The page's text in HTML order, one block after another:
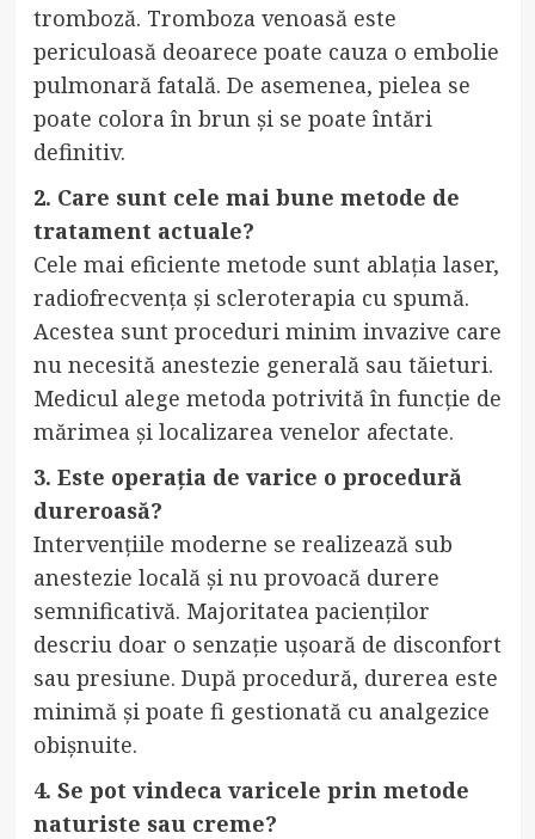
tromboză. Tromboza venoasă este
periculoasă deoarece poate cauza o embolie
pulmonară fatală. De asemenea, pielea se
poate colora în brun și se poate întări
definitiv.
2. Care sunt cele mai bune metode de
tratament actuale?
Cele mai eficiente metode sunt ablația laser,
radiofrecvența și scleroterapia cu spumă.
Acestea sunt proceduri minim invazive care
nu necesită anestezie generală sau tăieturi.
Medicul alege metoda potrivită în funcție de
mărimea și localizarea venelor afectate.
3. Este operația de varice o procedură
dureroasă?
Intervențiile moderne se realizează sub
anestezie locală și nu provoacă durere
semnificativă. Majoritatea pacienților
descriu doar o senzație ușoară de disconfort
sau presiune. După procedură, durerea este
minimă și poate fi gestionată cu analgezice
obișnuite.
4. Se pot vindeca varicele prin metode
naturiste sau creme?